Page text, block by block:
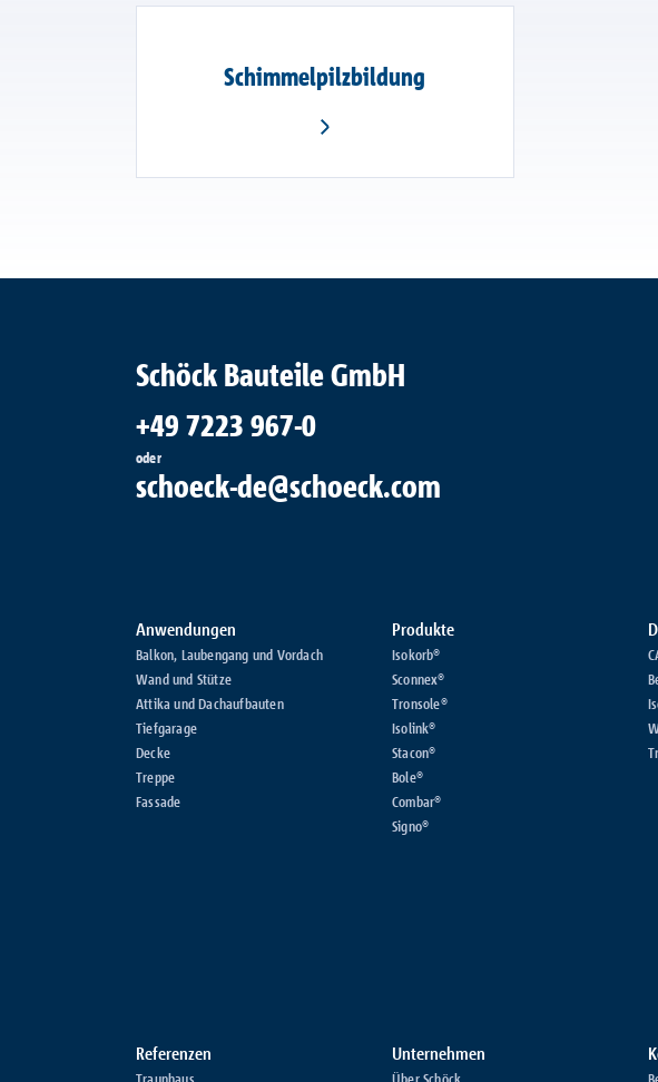
Schimmelpilzbildung
Schöck Bauteile GmbH
+49 7223 967-0
oder
schoeck-de@schoeck.com
Anwendungen
Balkon, Laubengang und Vordach
Wand und Stütze
Attika und Dachaufbauten
Tiefgarage
Decke
Treppe
Fassade
Produkte
Isokorb®
Sconnex®
Tronsole®
Isolink®
Stacon®
Bole®
Combar®
Signo®
Referenzen Unternehmen